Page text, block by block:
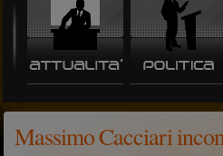
Massimo Cacciari